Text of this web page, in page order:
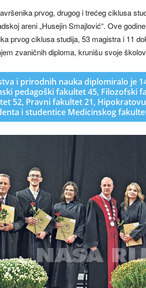
prvog, drugog i trećeg ciklusa
areni „Husejin Smajlović“. Ove
prvog ciklusa studija, 53 magistra i 11
zvaničnih diploma, krunišu svoje
i prirodnih nauka diplomiralo je
pedagoški fakultet 45, Filozofski
52, Pravni fakultet 21,
i studentice Medicinskog